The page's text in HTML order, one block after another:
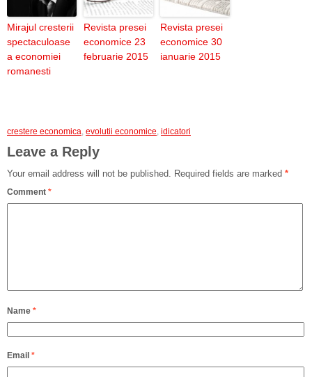
Mirajul cresterii
spectaculoase
a economiei
romanesti
Revista presei
economice 23
februarie 2015
Revista presei
economice 30
ianuarie 2015
crestere economica, evolutii economice, idicatori
Leave a Reply
Your email address will not be published. Required fields are marked *
Comment *
Name *
Email *